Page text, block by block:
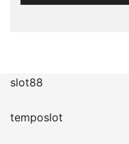
slot88
temposlot